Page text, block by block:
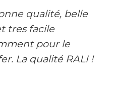
qualité, belle
tres facile
pour le
La qualité RALI !